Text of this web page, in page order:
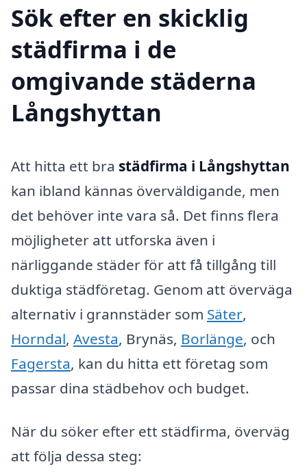
Sök efter en skicklig
städfirma i de
omgivande städerna
Långshyttan
Att hitta ett bra städfirma i Långshyttan
kan ibland kännas överväldigande, men
det behöver inte vara så. Det finns flera
möjligheter att utforska även i
närliggande städer för att få tillgång till
duktiga städföretag. Genom att överväga
alternativ i grannstäder som Säter,
Horndal, Avesta, Brynäs, Borlänge, och
Fagersta, kan du hitta ett företag som
passar dina städbehov och budget.
När du söker efter ett städfirma, överväg
att följa dessa steg: